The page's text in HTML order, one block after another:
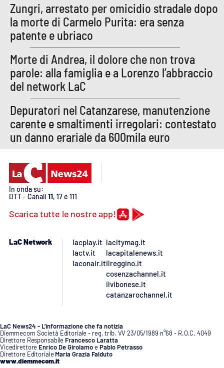
Zungri, arrestato per omicidio stradale dopo
la morte di Carmelo Purita: era senza
patente e ubriaco
Morte di Andrea, il dolore che non trova
parole: alla famiglia e a Lorenzo l’abbraccio
del network LaC
Depuratori nel Catanzarese, manutenzione
carente e smaltimenti irregolari: contestato
un danno erariale da 600mila euro
In onda su:
DTT - Canali 11, 17 e 111
Scarica tutte le nostre app!
LaC Network
lacplay.it
lactv.it
laconair.it
lacitymag.it
lacapitalenews.it
ilreggino.it
cosenzachannel.it
ilvibonese.it
catanzarochannel.it
LaC News24 - L’informazione che fa notizia
Diemmecom Società Editoriale - reg. trib. VV 23/05/1989 n°68 - R.O.C. 4049
Direttore Responsabile Francesco Laratta
Vicedirettore Enrico De GirolamoePablo Petrasso
Direttore Editoriale Maria Grazia Falduto
www.diemmecom.it